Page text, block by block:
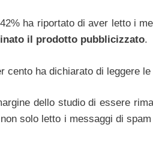
ha riportato di aver letto i
il prodotto pubblicizzato.
cento ha dichiarato di leggere
dello studio di essere
solo letto i messaggi di